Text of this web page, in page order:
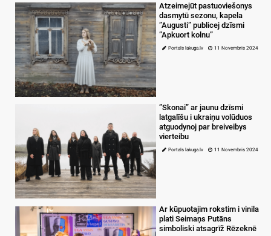
Atzeimejūt pastuoviešonys
dasmytū sezonu, kapela
”Augusti” publicej dzīsmi
”Apkuort kolnu”
Portals lakuga.lv 11 Novembris 2024
”Skonai” ar jaunu dzīsmi
latgalīšu i ukraiņu volūduos
atguodynoj par breiveibys
vierteibu
Portals lakuga.lv 11 Novembris 2024
Ar kūpuotajim rokstim i vinila
plati Seimaņs Putāns
simboliski atsagrīž Rēzeknē